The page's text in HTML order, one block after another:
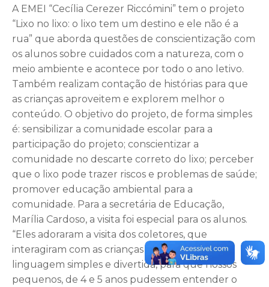
A EMEI “Cecília Cerezer Riccómini” tem o projeto
“Lixo no lixo: o lixo tem um destino e ele não é a
rua” que aborda questões de conscientização com
os alunos sobre cuidados com a natureza, com o
meio ambiente e acontece por todo o ano letivo.
Também realizam contação de histórias para que
as crianças aproveitem e explorem melhor o
conteúdo. O objetivo do projeto, de forma simples
é: sensibilizar a comunidade escolar para a
participação do projeto; conscientizar a
comunidade no descarte correto do lixo; perceber
que o lixo pode trazer riscos e problemas de saúde;
promover educação ambiental para a
comunidade. Para a secretária de Educação,
Marília Cardoso, a visita foi especial para os alunos.
“Eles adoraram a visita dos coletores, que
interagiram com as crianças falando com uma
linguagem simples e divertida, para que nossos
pequenos, de 4 e 5 anos pudessem entender o